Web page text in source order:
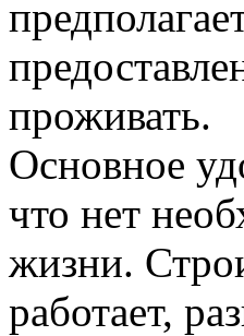
проживать.
Основное
что нет
жизни.
работает,